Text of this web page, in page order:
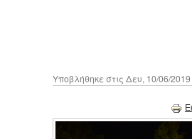
Υποβλήθηκε στις Δευ, 10/06/2019